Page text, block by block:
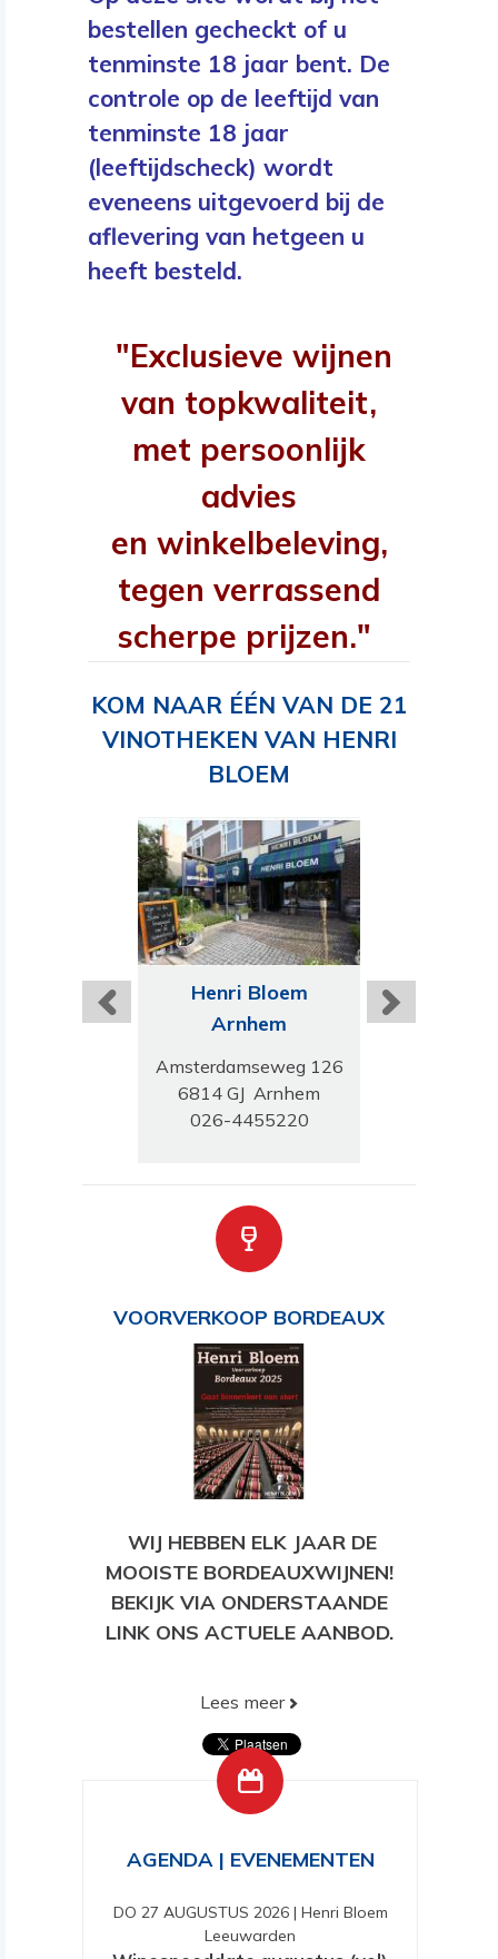
bestellen gecheckt of u
tenminste 18 jaar bent. De
controle op de leeftijd van
tenminste 18 jaar
(leeftijdscheck) wordt
eveneens uitgevoerd bij de
aflevering van hetgeen u
heeft besteld.
"Exclusieve wijnen
van topkwaliteit,
met persoonlijk
advies
en winkelbeleving,
tegen verrassend
scherpe prijzen."
KOM NAAR ÉÉN VAN DE 21
VINOTHEKEN VAN HENRI
BLOEM
Henri Bloem
Arnhem
Amsterdamseweg 126
6814 GJ Arnhem
026-4455220
VOORVERKOOP BORDEAUX
WIJ HEBBEN ELK JAAR DE
MOOISTE BORDEAUXWIJNEN!
BEKIJK VIA ONDERSTAANDE
LINK ONS ACTUELE AANBOD.
AANBOD!
Lees meer
AGENDA | EVENEMENTEN
DO 27 AUGUSTUS 2026| Henri Bloem
Leeuwarden